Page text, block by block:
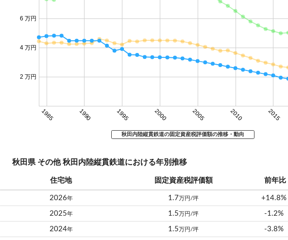
1985 1990 1995 2000 2005 2010 2015
2 万円
4 万円
6 万円
秋田内陸縦貫鉄道の固定資産税評価額の推移・動向
秋田県 その他 秋田内陸縦貫鉄道における年別推移
住宅地 固定資産税評価額 前年比
2026年 1.7万円/坪 +14.8%
2025年 1.5万円/坪 -1.2%
2024年 1.5万円/坪 -3.8%